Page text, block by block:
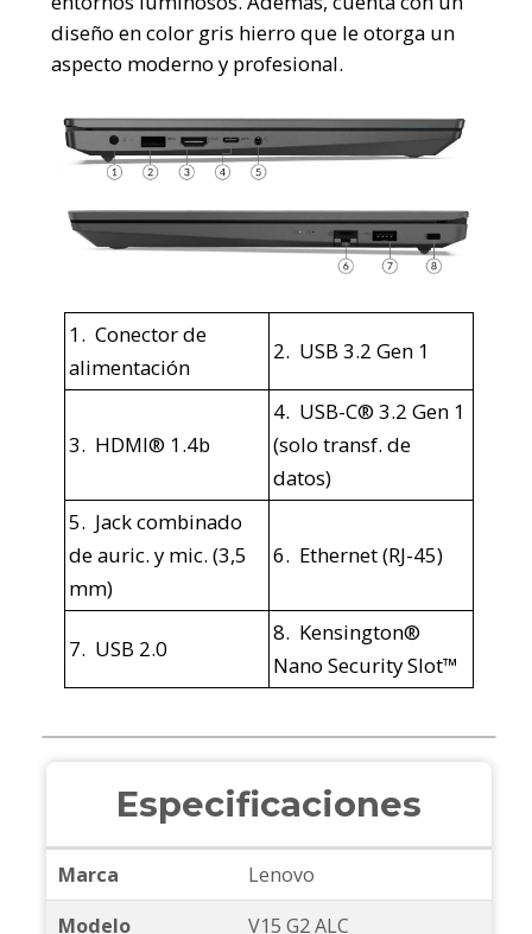
diseño en color gris hierro que le otorga un
aspecto moderno y profesional.
1. Conector de
alimentación
2. USB 3.2 Gen 1
3. HDMI® 1.4b
4. USB-C® 3.2 Gen 1
(solo transf. de
datos)
5. Jack combinado
de auric. y mic. (3,5
mm)
6. Ethernet (RJ-45)
7. USB 2.0
8. Kensington®
Nano Security Slot™
Especificaciones
Marca
Lenovo
Modelo
V15 G2 ALC